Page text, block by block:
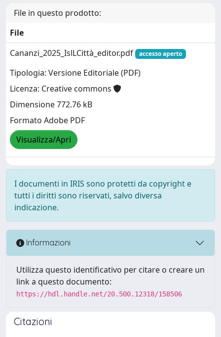
File in questo prodotto:
File
Cananzi_2025_IslLCittà_editor.pdf
accesso aperto
Tipologia: Versione Editoriale (PDF)
Licenza: Creative commons
Dimensione 772.76 kB
Formato Adobe PDF
Visualizza/Apri
I documenti in IRIS sono protetti da copyright e
tutti i diritti sono riservati, salvo diversa
indicazione.
Informazioni
Utilizza questo identificativo per citare o creare un
link a questo documento:
https://hdl.handle.net/20.500.12318/158506
Citazioni